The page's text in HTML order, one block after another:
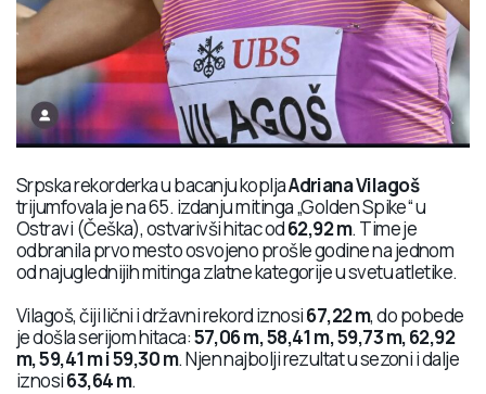
Srpska rekorderka u bacanju kopljaAdriana Vilagoš
trijumfovala je na 65. izdanju mitinga „Golden Spike“ u
Ostravi (Češka), ostvarivši hitac od62,92 m. Time je
odbranila prvo mesto osvojeno prošle godine na jednom
od najuglednijih mitinga zlatne kategorije u svetu atletike.
Vilagoš, čiji lični i državni rekord iznosi67,22 m, do pobede
je došla serijom hitaca:57,06 m, 58,41 m, 59,73 m, 62,92
m, 59,41 m i 59,30 m. Njen najbolji rezultat u sezoni i dalje
iznosi63,64 m.